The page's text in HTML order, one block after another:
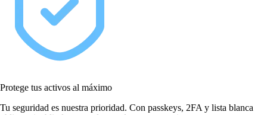
Protege tus activos al máximo
Tu seguridad es nuestra prioridad. Con passkeys, 2FA y lista blanca